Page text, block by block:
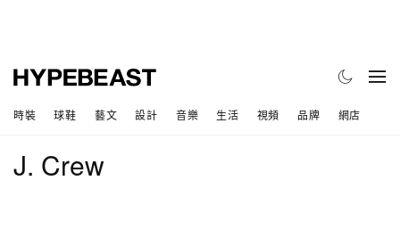
時裝 球鞋 藝文 設計 音樂 生活 視頻 品牌 網店
J. Crew